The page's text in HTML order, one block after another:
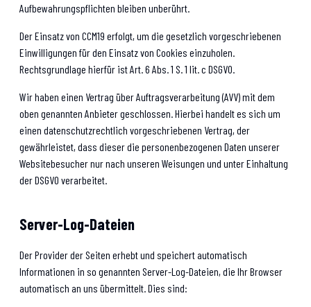
Aufbewahrungspflichten bleiben unberührt.
Der Einsatz von CCM19 erfolgt, um die gesetzlich vorgeschriebenen
Einwilligungen für den Einsatz von Cookies einzuholen.
Rechtsgrundlage hierfür ist Art. 6 Abs. 1 S. 1 lit. c DSGVO.
Wir haben einen Vertrag über Auftragsverarbeitung (AVV) mit dem
oben genannten Anbieter geschlossen. Hierbei handelt es sich um
einen datenschutzrechtlich vorgeschriebenen Vertrag, der
gewährleistet, dass dieser die personenbezogenen Daten unserer
Websitebesucher nur nach unseren Weisungen und unter Einhaltung
der DSGVO verarbeitet.
Server-Log-Dateien
Der Provider der Seiten erhebt und speichert automatisch
Informationen in so genannten Server-Log-Dateien, die Ihr Browser
automatisch an uns übermittelt. Dies sind: